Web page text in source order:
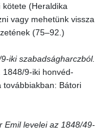
kötete (Heraldika
vagy mehetünk vissza
(75–92.)
iki szabadságharczból.
9-iki honvéd-
továbbiakban: Bátori
Emil levelei az 1848/49-